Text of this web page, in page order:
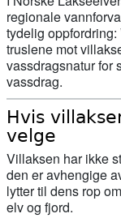
hatt rett
15. april 2026
Her
million
15. april 2026
Slik
regionale
tydelig
truslene mot
vassdragsnatur for
vassdrag.
Hvis
velge
Villaksen har ikke
den er avhengige
lytter til dens rop
elv og fjord.